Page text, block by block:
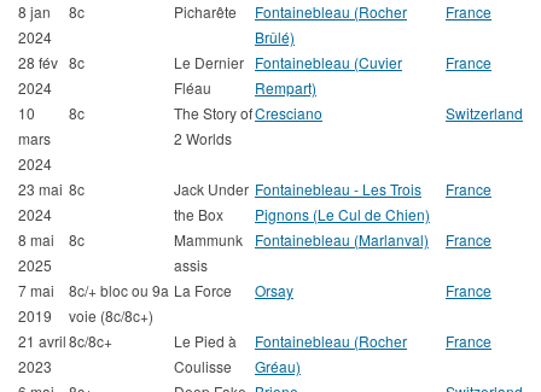
8 jan
2024
8c Picharête
Fontainebleau (Rocher
Brûlé)
France
28 fév
2024
8c
Le Dernier
Fléau
Fontainebleau (Cuvier
Rempart)
France
10
mars
2024
8c
The Story of
2 Worlds
Cresciano Switzerland
23 mai
2024
8c
Jack Under
the Box
Fontainebleau - Les Trois
Pignons (Le Cul de Chien)
France
8 mai
2025
8c
Mammunk
assis
Fontainebleau (Marlanval) France
7 mai
2019
8c/+ bloc ou 9a
voie (8c/8c+)
La Force Orsay France
21 avril
2023
8c/8c+
Le Pied à
Coulisse
Fontainebleau (Rocher
Gréau)
France